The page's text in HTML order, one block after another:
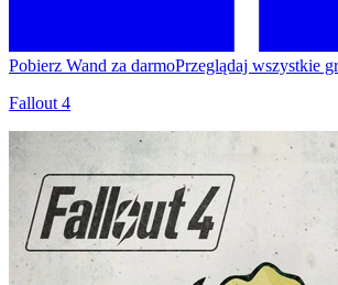
Pobierz Wand za darmoPrzeglądaj wszystkie
Fallout 4